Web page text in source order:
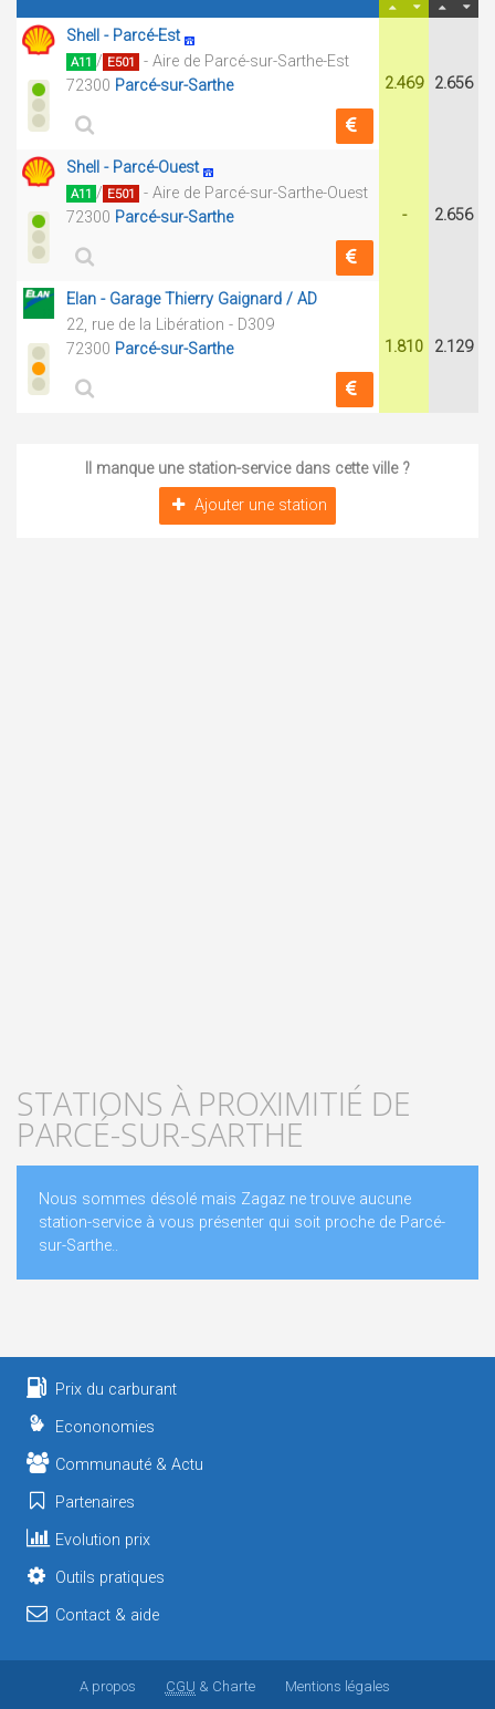
Shell - Parcé-Est
A11 / E501
- Aire de Parcé-sur-Sarthe-Est
72300 Parcé-sur-Sarthe 2.469 2.656
Shell - Parcé-Ouest
A11 / E501
- Aire de Parcé-sur-Sarthe-Ouest
72300 Parcé-sur-Sarthe - 2.656
Elan - Garage Thierry Gaignard / AD
22, rue de la Libération - D309
72300 Parcé-sur-Sarthe 1.810 2.129
Il manque une station-service dans cette ville ?
Ajouter une station
STATIONS À PROXIMITIÉ DE
PARCÉ-SUR-SARTHE
Nous sommes désolé mais Zagaz ne trouve aucune
station-service à vous présenter qui soit proche de Parcé-
sur-Sarthe..
Prix du carburant
Econonomies
Communauté & Actu
Partenaires
Evolution prix
Outils pratiques
Contact & aide
A propos CGU & Charte Mentions légales